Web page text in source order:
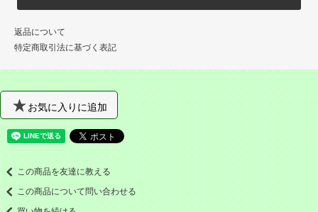
返品について
特定商取引法に基づく表記
お気に入りに追加
この商品を友達に教える
この商品について問い合わせる